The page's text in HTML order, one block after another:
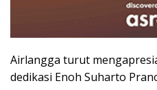
Airlangga turut
dedikasi Enoh Suharto